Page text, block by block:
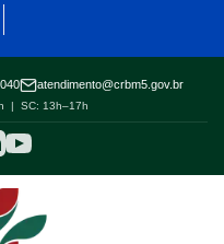
atendimento@crbm5.gov.br
| SC: 13h–17h